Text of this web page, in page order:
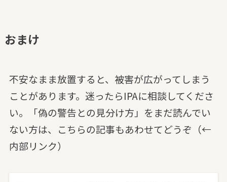
おまけ
不安なまま放置すると、被害が広がってしまう
ことがあります。迷ったらIPAに相談してくださ
い。「偽の警告との見分け方」をまだ読んでい
ない方は、こちらの記事もあわせてどうぞ（←
内部リンク）